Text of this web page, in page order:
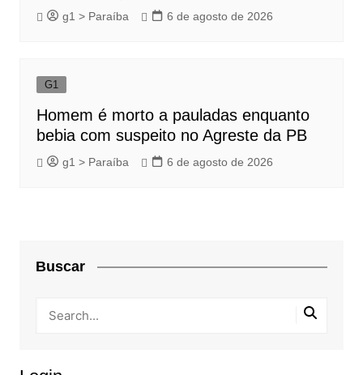
g1 > Paraíba 6 de agosto de 2026
G1
Homem é morto a pauladas enquanto
bebia com suspeito no Agreste da PB
g1 > Paraíba 6 de agosto de 2026
Buscar